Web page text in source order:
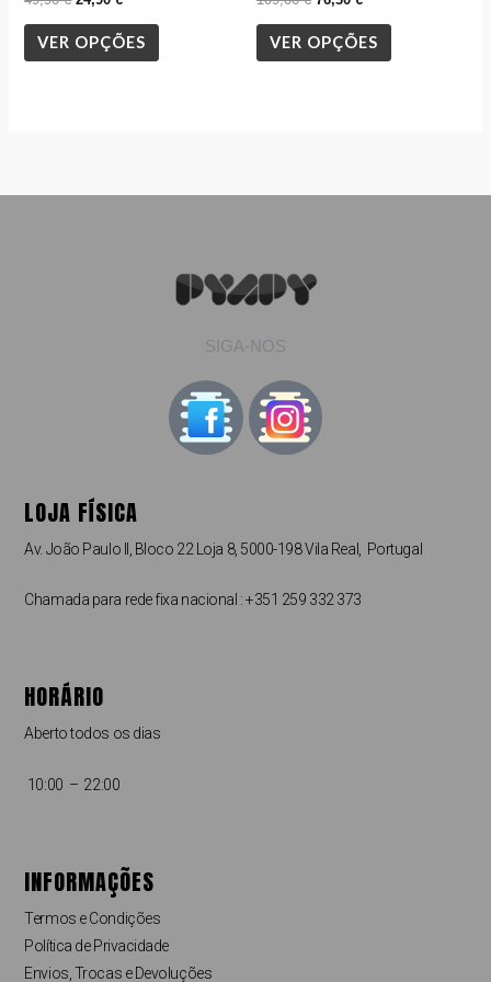
VER OPÇÕES
product
page
VER OPÇÕES
product
page
SIGA-NOS
LOJA FÍSICA
Av. João Paulo II, Bloco 22 Loja 8, 5000-198 Vila Real, Portugal
Chamada para rede fixa nacional : +351 259 332 373
HORÁRIO
Aberto todos os dias
10:00 – 22:00
INFORMAÇÕES
Termos e Condições
Política de Privacidade
Envios, Trocas e Devoluções